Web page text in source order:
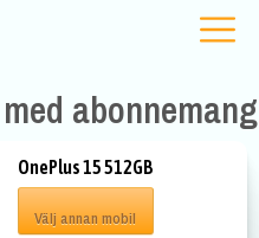
abonnemang
OnePlus 15 512GB
Välj annan mobil